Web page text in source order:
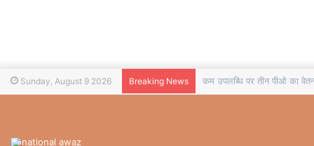
Sunday, August 9 2026 Breaking News कम उपलब्धि पर तीन पीओ का